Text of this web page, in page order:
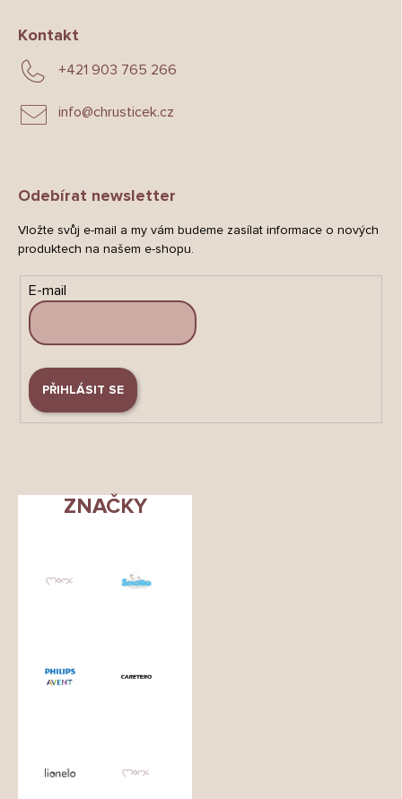
Kontakt
info@chrusticek.cz
+421 903 765 266
Odebírat newsletter
Vložte svůj e-mail a my vám budeme zasílat informace o nových
produktech na našem e-shopu.
E-mail
PŘIHLÁSIT SE
ZNAČKY